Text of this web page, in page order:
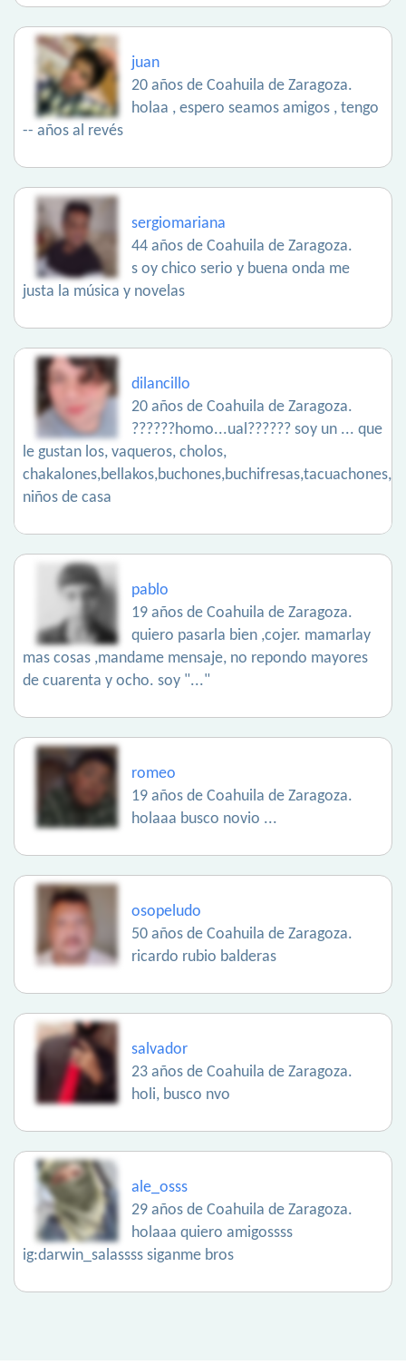
juan
20 años de Coahuila de Zaragoza.
holaa , espero seamos amigos , tengo
-- años al revés
sergiomariana
44 años de Coahuila de Zaragoza.
s oy chico serio y buena onda me
justa la música y novelas
dilancillo
20 años de Coahuila de Zaragoza.
??????homo...ual?????? soy un ... que
le gustan los, vaqueros, cholos,
niños de casa
pablo
19 años de Coahuila de Zaragoza.
quiero pasarla bien ,cojer. mamarlay
mas cosas ,mandame mensaje, no repondo mayores
de cuarenta y ocho. soy "..."
romeo
19 años de Coahuila de Zaragoza.
holaaa busco novio ...
osopeludo
50 años de Coahuila de Zaragoza.
ricardo rubio balderas
salvador
23 años de Coahuila de Zaragoza.
holi, busco nvo
ale_osss
29 años de Coahuila de Zaragoza.
holaaa quiero amigossss
ig:darwin_salassss siganme bros